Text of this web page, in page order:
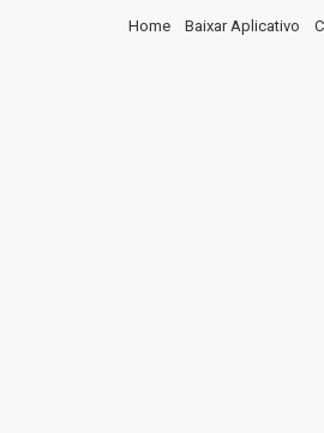
Home Baixar Aplicativo